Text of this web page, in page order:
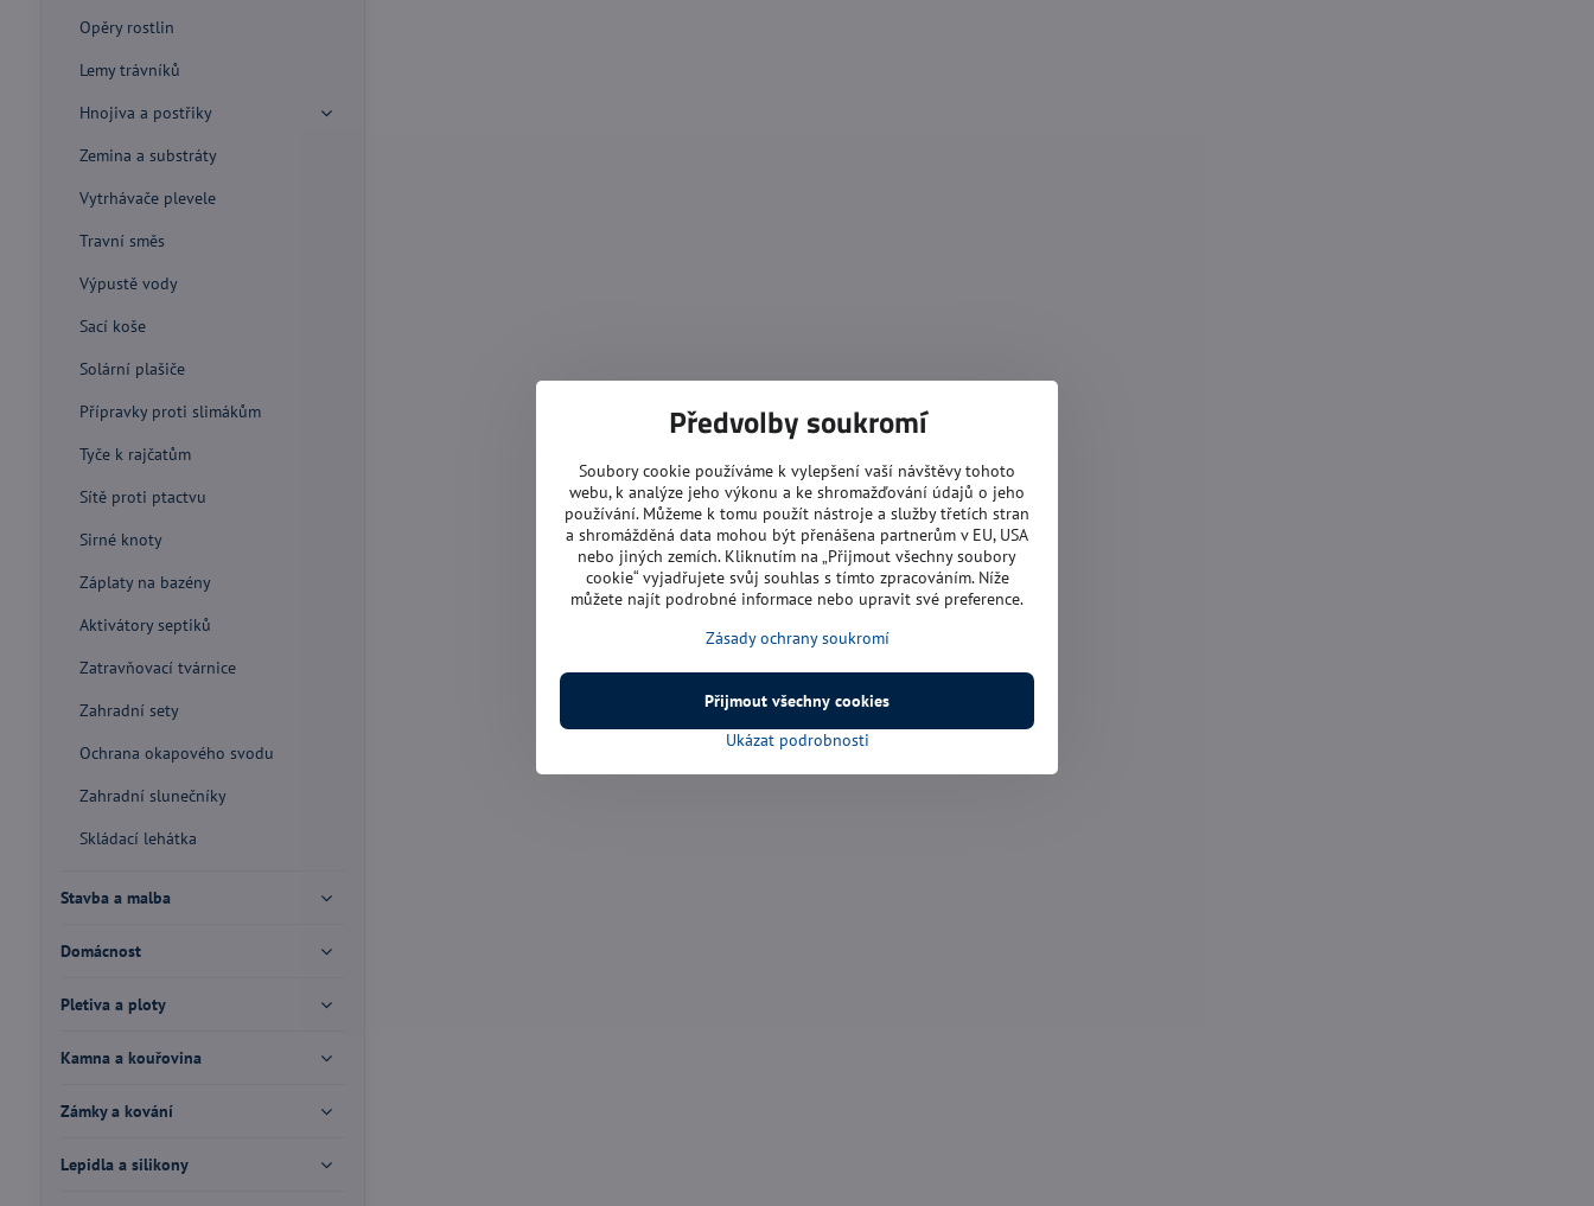
Opěry rostlin
Lemy trávníků
Hnojiva a postřiky
Zemina a substráty
Vytrhávače plevele
Travní směs
Výpustě vody
Sací koše
Solární plašiče
Přípravky proti slimákům
Tyče k rajčatům
Sítě proti ptactvu
Sirné knoty
Záplaty na bazény
Aktivátory septiků
Zatravňovací tvárnice
Zahradní sety
Ochrana okapového svodu
Zahradní slunečníky
Skládací lehátka
Stavba a malba
Domácnost
Pletiva a ploty
Kamna a kouřovina
Zámky a kování
Lepidla a silikony
Předvolby soukromí
Soubory cookie používáme k vylepšení vaší návštěvy tohoto
webu, k analýze jeho výkonu a ke shromažďování údajů o jeho
používání. Můžeme k tomu použít nástroje a služby třetích stran
a shromážděná data mohou být přenášena partnerům v EU, USA
nebo jiných zemích. Kliknutím na „Přijmout všechny soubory
cookie“ vyjadřujete svůj souhlas s tímto zpracováním. Níže
můžete najít podrobné informace nebo upravit své preference.
Zásady ochrany soukromí
Ukázat podrobnosti
Přijmout všechny cookies